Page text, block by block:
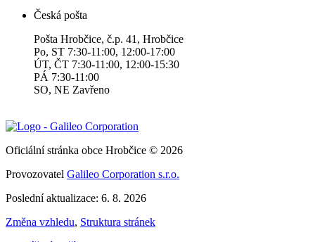
Česká pošta
Pošta Hrobčice, č.p. 41, Hrobčice
Po, ST 7:30-11:00, 12:00-17:00
ÚT, ČT 7:30-11:00, 12:00-15:30
PÁ 7:30-11:00
SO, NE Zavřeno
Oficiální stránka obce Hrobčice © 2026
Provozovatel Galileo Corporation s.r.o.
Poslední aktualizace: 6. 8. 2026
Změna vzhledu, Struktura stránek